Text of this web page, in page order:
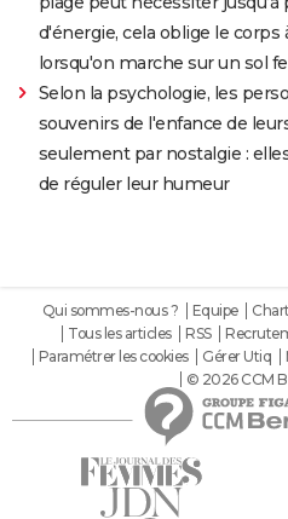
d'énergie, cela oblige le corps
lorsqu'on marche sur un sol
Selon la psychologie, les
souvenirs de l'enfance de
seulement par nostalgie :
de réguler leur humeur
Qui sommes-nous ? Equipe
Tous les articles
RSS
Paramétrer les cookies
Gérer Utiq
© 2026 CCM